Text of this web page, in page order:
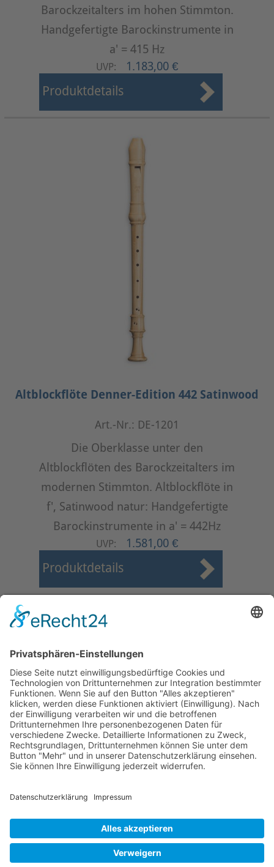
Barockzeitalters im hohen Stimmton.
Handgefertigte Barockinstrumente in
a' = 415 Hz
UVP: 1.183,00 €
Produktdetails
Altblockflöte Denner-Edition 442 Satinwood
Art.-Nr.: DE-1201
Die Oberklasse unter den
Altblockflöten des Barockzeitalters im
modernen Stimmton. Altblockflöte in
f', Satinwood natur: Handgefertigte
Barockinstrumente in a' = 442Hz
UVP: 1.581,00 €
Produktdetails
Start
Mollenhauer Adresse
Downloads
Weitere Seiten
Datenschutz|Cookie-Einstellungen